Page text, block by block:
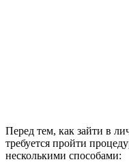
Перед тем, как зайти в
требуется пройти
несколькими способами: